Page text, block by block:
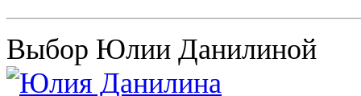
Выбор Юлии Данилиной